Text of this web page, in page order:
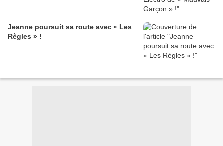
Jeanne poursuit sa route avec « Les
Règles » !